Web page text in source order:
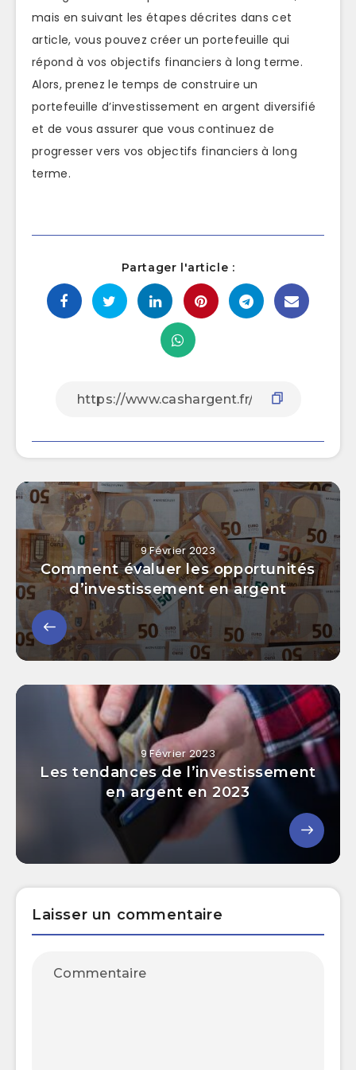
mais en suivant les étapes décrites dans cet
article, vous pouvez créer un portefeuille qui
répond à vos objectifs financiers à long terme.
Alors, prenez le temps de construire un
portefeuille d’investissement en argent diversifié
et de vous assurer que vous continuez de
progresser vers vos objectifs financiers à long
terme.
Partager l'article :
9 Février 2023
Comment évaluer les opportunités
d’investissement en argent
9 Février 2023
Les tendances de l’investissement
en argent en 2023
Laisser un commentaire